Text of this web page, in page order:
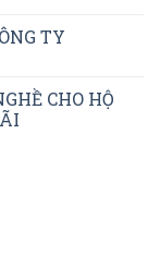
TY
CHO HỘ